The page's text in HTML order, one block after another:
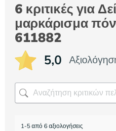
6 κριτικές για
μαρκάρισμα
611882
5,0
1-5 από 6 αξιολογήσεις